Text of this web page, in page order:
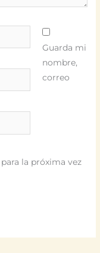
Guarda mi
nombre,
correo
la próxima vez